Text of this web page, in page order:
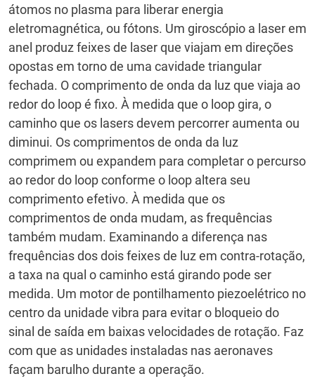
átomos no plasma para liberar energia
eletromagnética, ou fótons. Um giroscópio a laser em
anel produz feixes de laser que viajam em direções
opostas em torno de uma cavidade triangular
fechada. O comprimento de onda da luz que viaja ao
redor do loop é fixo. À medida que o loop gira, o
caminho que os lasers devem percorrer aumenta ou
diminui. Os comprimentos de onda da luz
comprimem ou expandem para completar o percurso
ao redor do loop conforme o loop altera seu
comprimento efetivo. À medida que os
comprimentos de onda mudam, as frequências
também mudam. Examinando a diferença nas
frequências dos dois feixes de luz em contra-rotação,
a taxa na qual o caminho está girando pode ser
medida. Um motor de pontilhamento piezoelétrico no
centro da unidade vibra para evitar o bloqueio do
sinal de saída em baixas velocidades de rotação. Faz
com que as unidades instaladas nas aeronaves
façam barulho durante a operação.